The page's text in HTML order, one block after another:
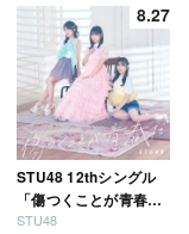
8.27
STU48 12thシングル
「傷つくことが青春
だ」
STU48